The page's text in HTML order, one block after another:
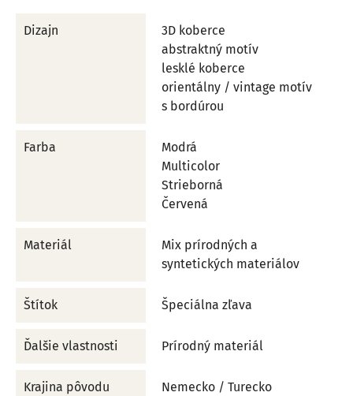
Dizajn
3D koberce
abstraktný motív
lesklé koberce
orientálny / vintage motív
s bordúrou
Farba
Modrá
Multicolor
Strieborná
Červená
Materiál
Mix prírodných a
syntetických materiálov
Štítok Špeciálna zľava
Ďalšie vlastnosti Prírodný materiál
Krajina pôvodu Nemecko / Turecko